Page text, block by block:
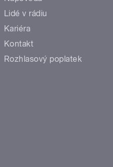
Lidé v rádiu
Kariéra
Kontakt
Rozhlasový poplatek